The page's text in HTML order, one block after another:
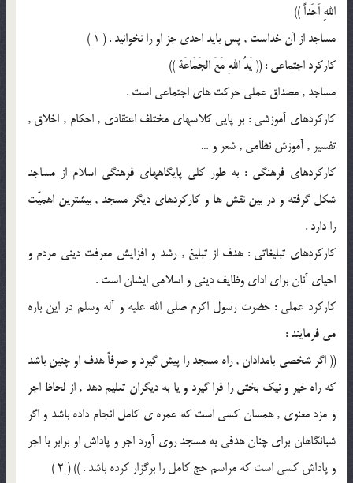
اللهِ اَحَداً ))
مساجد از آن خداست , پس باید احدی جز او را نخوانید . ( 1 )
کارکرد اجتماعی : (( یَدُ اللهِ مَعَ الجَمَاعَة ))
مساجد , مصداق عملی حرکت های اجتماعی است .
کارکردهای آموزشی : بر پایی کلاسهای مختلف اعتقادی , احکام , اخلاق ,
تفسیر , آموزش نظامی , شعر و …
کارکردهای فرهنگی : به طور کلی پایگاههای فرهنگی اسلام از مساجد
شکل گرفته و در بین نقش ها و کارکردهای دیگر مسجد , بیشترین اهمیّت
را دارد .
کارکردهای تبلیغاتی : هدف از تبلیغ , رشد و افزایش معرفت دینی مردم و
احیای آنان برای ادای وظایف دینی و اسلامی ایشان است .
کارکرد عملی : حضرت رسول اکرم صلی الله علیه و آله وسلم در این باره
می فرمایند :
(( اگر شخصی بامدادان , راه مسجد را پیش گیرد و صرفاً هدف او چنین باشد
که راه خیر و نیک بختی را فرا گیرد و یا به دیگران تعلیم دهد , از لحاظ اجر
و مزد معنوی , همسان کسی است که عمره ی کامل انجام داده باشد و اگر
شبانگاهان برای چنان هدفی به مسجد روی آورد اجر و پاداش او برابر با اجر
و پاداش کسی است که مراسم حج کامل را برگزار کرده باشد . )) ( 2 )